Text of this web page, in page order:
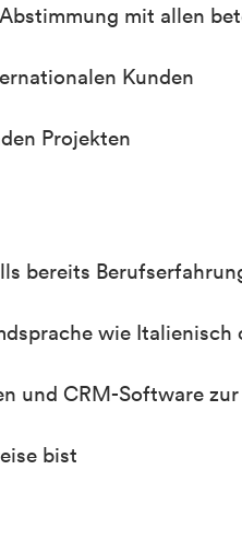
mit allen
Kunden
Projekten
bereits
wie Italienisch
und CRM-Software zur
bist